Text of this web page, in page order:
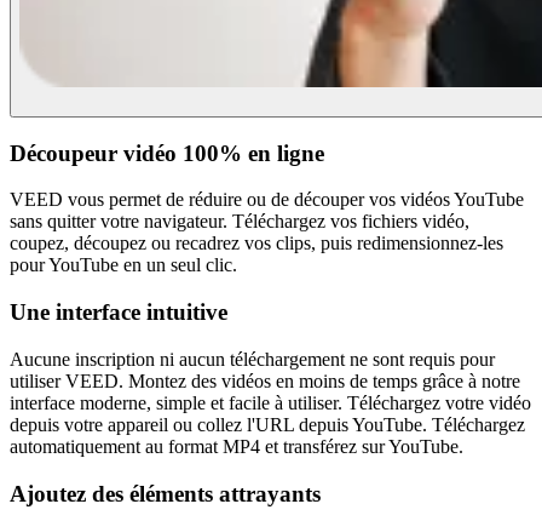
Découpeur vidéo 100% en ligne
VEED vous permet de réduire ou de découper vos vidéos YouTube
sans quitter votre navigateur. Téléchargez vos fichiers vidéo,
coupez, découpez ou recadrez vos clips, puis redimensionnez-les
pour YouTube en un seul clic.
Une interface intuitive
Aucune inscription ni aucun téléchargement ne sont requis pour
utiliser VEED. Montez des vidéos en moins de temps grâce à notre
interface moderne, simple et facile à utiliser. Téléchargez votre vidéo
depuis votre appareil ou collez l'URL depuis YouTube. Téléchargez
automatiquement au format MP4 et transférez sur YouTube.
Ajoutez des éléments attrayants